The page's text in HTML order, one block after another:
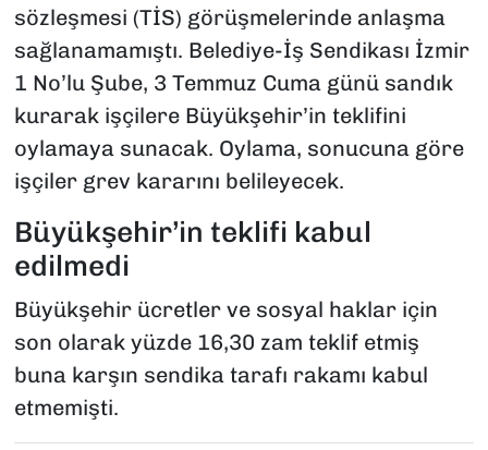
sözleşmesi (TİS) görüşmelerinde anlaşma
sağlanamamıştı. Belediye-İş Sendikası İzmir
1 No’lu Şube, 3 Temmuz Cuma günü sandık
kurarak işçilere Büyükşehir’in teklifini
oylamaya sunacak. Oylama, sonucuna göre
işçiler grev kararını belileyecek.
Büyükşehir’in teklifi kabul
edilmedi
Büyükşehir ücretler ve sosyal haklar için
son olarak yüzde 16,30 zam teklif etmiş
buna karşın sendika tarafı rakamı kabul
etmemişti.